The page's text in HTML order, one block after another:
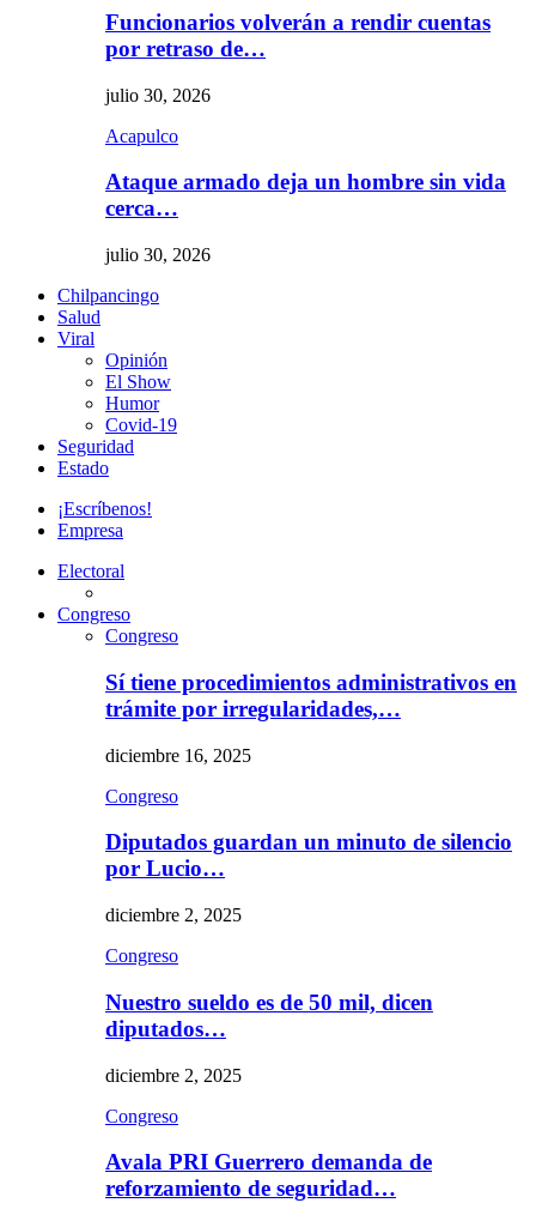
Funcionarios volverán a rendir cuentas
por retraso de…
julio 30, 2026
Acapulco
Ataque armado deja un hombre sin vida
cerca…
julio 30, 2026
Chilpancingo
Salud
Viral
Opinión
El Show
Humor
Covid-19
Seguridad
Estado
¡Escríbenos!
Empresa
Electoral
Congreso
Congreso
Sí tiene procedimientos administrativos en
trámite por irregularidades,…
diciembre 16, 2025
Congreso
Diputados guardan un minuto de silencio
por Lucio…
diciembre 2, 2025
Congreso
Nuestro sueldo es de 50 mil, dicen
diputados…
diciembre 2, 2025
Congreso
Avala PRI Guerrero demanda de
reforzamiento de seguridad…